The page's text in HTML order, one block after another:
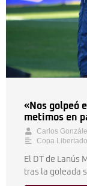
«Nos golpeó
metimos en
Carlos
Copa
El DT de Lanús
tras la goleada